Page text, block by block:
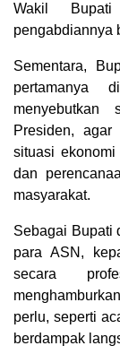
Wakil
pengabdiannya
Sementara,
pertamanya
Presiden, agar
situasi
dan
masyarakat.
Sebagai Bupati
para ASN,
secara
perlu, seperti
berdampak